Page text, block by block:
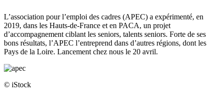
L’association pour l’emploi des cadres (APEC) a expérimenté, en
2019, dans les Hauts-de-France et en PACA, un projet
d’accompagnement ciblant les seniors, talents seniors. Forte de ses
bons résultats, l’APEC l’entreprend dans d’autres régions, dont les
Pays de la Loire. Lancement chez nous le 20 avril.
© iStock